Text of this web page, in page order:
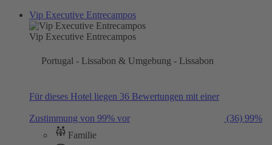
Vip Executive Entrecampos
Vip Executive Entrecampos
Portugal - Lissabon & Umgebung - Lissabon
Für dieses Hotel liegen 36 Bewertungen mit einer
Zustimmung von 99% vor (36) 99%
Familie